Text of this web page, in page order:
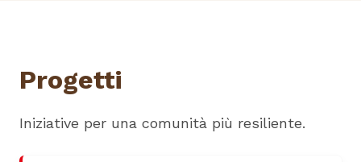
Progetti
Iniziative per una comunità più resiliente.